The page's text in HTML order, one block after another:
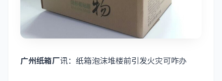
广州纸箱厂讯： 纸箱泡沫堆楼前引发火灾可咋办